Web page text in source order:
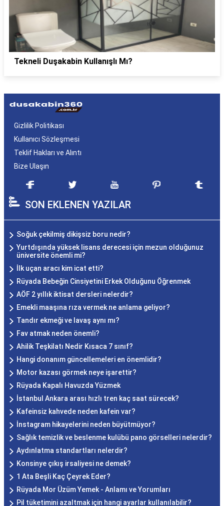
Tekneli Duşakabin Kullanışlı Mı?
Gizlilik Politikası
Kullanıcı Sözleşmesi
Teklif Hakları ve Alıntı
Bize Ulaşın
SON EKLENEN YAZILAR
Soğuk çekilmiş dikişsiz boru nedir?
Yurtdışında yüksek lisans derecesi için mezun olduğunuz
üniversite önemli mi?
İlk uçan aracı kim icat etti?
Rüyada Bebeğin Cinsiyetini Erkek Olduğunu Öğrenmek
AÖF 2 yıllık iktisat dersleri nelerdir?
Emekli maaşına rıza vermek ne anlama geliyor?
Tandır ekmeği ve lavaş aynı mı?
Fav atmak neden önemli?
Ahilik Teşkilatı Nedir Kısaca 7 sınıf?
Hangi donanım güncellemeleri en önemlidir?
Motor kazası görmek neye işarettir?
Rüyada Kapalı Havuzda Yüzmek
İstanbul Ankara arası hızlı tren kaç saat sürecek?
Kafeinsiz kahvede neden kafein var?
İnstagram hikayelerini neden büyütmüyor?
Sağlık temizlik ve beslenme kulübü pano görselleri nelerdir?
Aydınlatma standartları nelerdir?
Konsinye çıkış irsaliyesi ne demek?
1 Ata Beşli Kaç Çeyrek Eder?
Rüyada Mor Üzüm Yemek - Anlamı ve Yorumları
Pil tüketimini azaltmak için hangi ayarlar kullanılabilir?